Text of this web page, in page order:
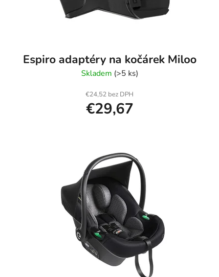
Espiro adaptéry na kočárek Miloo
Skladem (>5 ks)
€24,52 bez DPH
€29,67